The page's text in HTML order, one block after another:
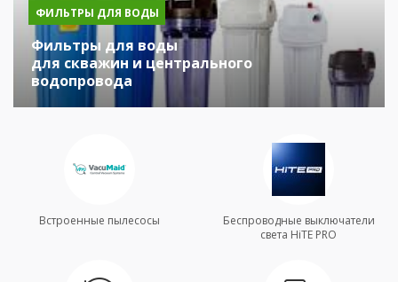
ФИЛЬТРЫ ДЛЯ ВОДЫ
Фильтры для воды
для скважин и центрального
водопровода
Встроенные пылесосы
Беспроводные выключатели
света HiTE PRO